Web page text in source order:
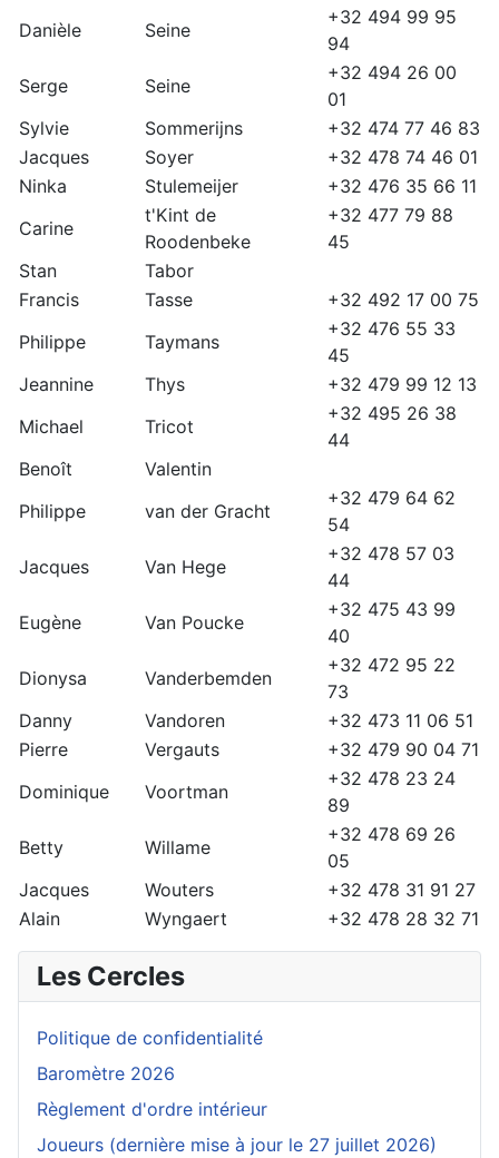
Danièle Seine
+32 494 99 95
94
Serge
Seine
+32 494 26 00
01
Sylvie
Sommerijns
+32 474 77 46 83
Jacques
Soyer
+32 478 74 46 01
Ninka
Stulemeijer
+32 476 35 66 11
Carine
t'Kint de
Roodenbeke
+32 477 79 88
45
Stan
Tabor
Francis
Tasse
+32 492 17 00 75
Philippe
Taymans
+32 476 55 33
45
Jeannine
Thys
+32 479 99 12 13
Michael
Tricot
+32 495 26 38
44
Benoît
Valentin
Philippe
van der Gracht
+32 479 64 62
54
Jacques
Van Hege
+32 478 57 03
44
Eugène
Van Poucke
+32 475 43 99
40
Dionysa
Vanderbemden
+32 472 95 22
73
Danny
Vandoren
+32 473 11 06 51
Pierre
Vergauts
+32 479 90 04 71
Dominique
Voortman
+32 478 23 24
89
Betty
Willame
+32 478 69 26
05
Jacques
Wouters
+32 478 31 91 27
Alain
Wyngaert +32 478 28 32 71
Les Cercles
Politique de confidentialité
Baromètre 2026
Règlement d'ordre intérieur
Joueurs (dernière mise à jour le 27 juillet 2026)